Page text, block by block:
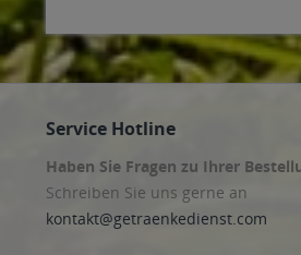
Mönchenholzhausen, Ollendorf,
Ichtershausen, Kirchheim,
Frankendorf,
Mülverstedt, Neunheilingen,
Service Hotline
Haben Sie Fragen zu Ihrer
Schreiben Sie uns gerne an
kontakt@getraenkedienst.com